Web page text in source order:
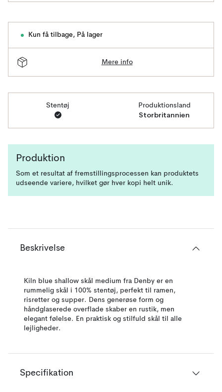
Kun få tilbage, På lager
Mere info
Stentøj Produktionsland
Storbritannien
Produktion
Som et resultat af fremstillingsprocessen kan produktets
udseende variere, hvilket gør hver kopi helt unik.
Beskrivelse
Kiln blue shallow skål medium fra Denby er en
rummelig skål i 100% stentøj, perfekt til ramen,
risretter og supper. Dens generøse form og
håndglaserede overflade skaber en rustik, men
elegant følelse. En praktisk og stilfuld skål til alle
lejligheder.
Specifikation